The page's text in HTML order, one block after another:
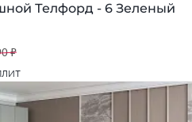
Телфорд - 6 Зеленый
₽